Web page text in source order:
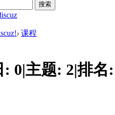
搜索
› 课程
: 0|主题: 2|排名: